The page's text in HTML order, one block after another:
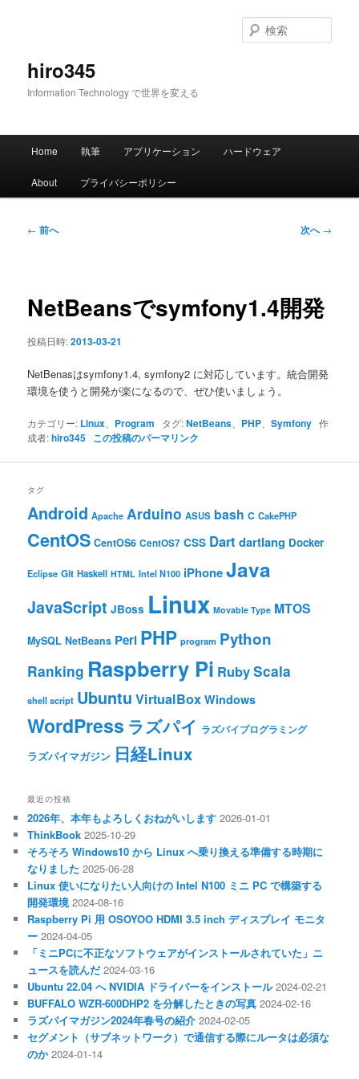
hiro345
Information Technology で世界を変える
索
メ
Home 執筆 アプリケーション ハードウェア
About プライバシーポリシー
投
ー
ョ
← 前へ 次へ→
NetBeansでsymfony1.4開発
投稿日時:2013-03-21
NetBenasはsymfony1.4, symfony2 に対応しています。統合開発
環境を使うと開発が楽になるので、ぜひ使いましょう。
カテゴリー: Linux Program タグ:NetBeans PHP 、Symfony 作
成者:hiro345 この投稿のパーマリンク
タグ
Android Apache Arduino ASUS bash C CakePHP
CentOS CentOS6 CentOS7 CSS Dart dartlang Docker
Eclipse Git Haskell HTML Intel N100 iPhoneJava
JavaScript JBoss Linux Movable Type MTOS
MySQL NetBeans Perl PHP program Python
Ranking Raspberry Pi RubyScala
shell script Ubuntu VirtualBox Windows
WordPress ラズパイ ラズパイプログラミング
ラズパイマガジン 日経Linux
最近の投稿
2026年、本年もよろしくおねがいします 2026-01-01
ThinkBook 2025-10-29
そろそろ Windows10 から Linux へ乗り換える準備する時期に
なりました 2025-06-28
Linux 使いになりたい人向けの Intel N100 ミニ PC で構築する
開発環境 2024-08-16
Raspberry Pi 用 OSOYOO HDMI 3.5 inch ディスプレイ モニタ
ー 2024-04-05
「ミニPCに不正なソフトウェアがインストールされていた」ニ
ュースを読んだ 2024-03-16
Ubuntu 22.04 へ NVIDIA ドライバーをインストール 2024-02-21
BUFFALO WZR-600DHP2 を分解したときの写真 2024-02-16
ラズパイマガジン2024年春号の紹介 2024-02-05
セグメント（サブネットワーク）で通信する際にルータは必須な
のか 2024-01-14